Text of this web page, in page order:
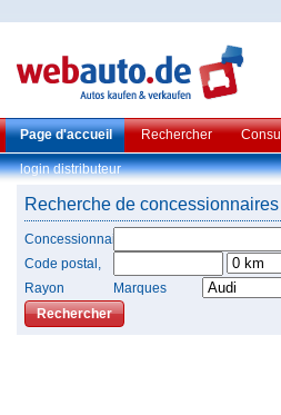
Page d'accueil Rechercher
login distributeur
Recherche de concessionnaires
Concessionnaire
Code postal,
Rayon
Marques